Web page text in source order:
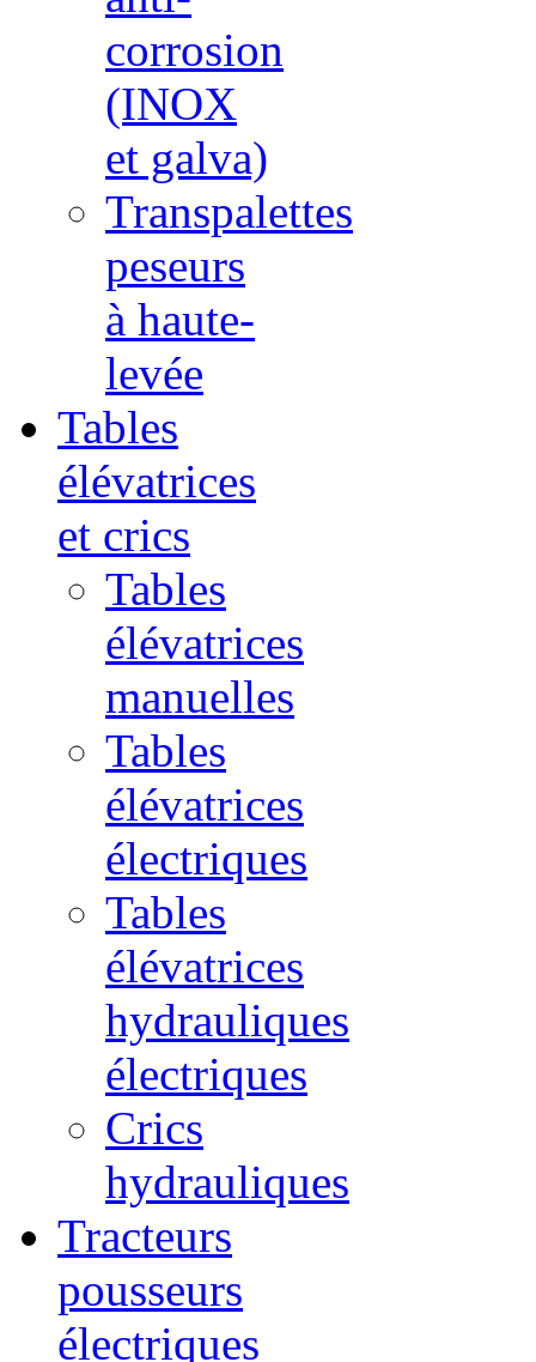
corrosion
(INOX
et galva)
Transpalettes
peseurs
à haute-
levée
Tables
élévatrices
et crics
Tables
élévatrices
manuelles
Tables
élévatrices
électriques
Tables
élévatrices
hydrauliques
électriques
Crics
hydrauliques
Tracteurs
pousseurs
électriques